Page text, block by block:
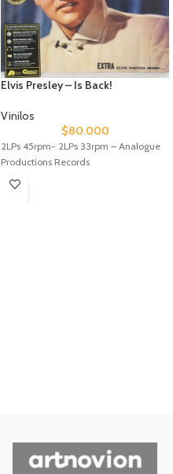
Elvis Presley – Is Back!
Vinilos
$80.000
2LPs 45rpm- 2LPs 33rpm – Analogue
Productions Records